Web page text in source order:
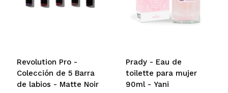
Revolution Pro -
Colección de 5 Barra
de labios - Matte Noir
Prady - Eau de
toilette para mujer
90ml - Yani